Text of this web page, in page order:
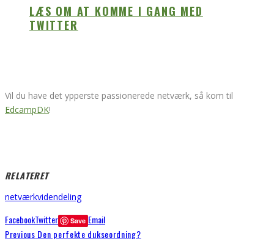
LÆS OM AT KOMME I GANG MED
TWITTER
Vil du have det ypperste passionerede netværk, så kom til
EdcampDK!
RELATERET
netværkvidendeling
FacebookTwitter Save Email
Previous Den perfekte dukseordning?